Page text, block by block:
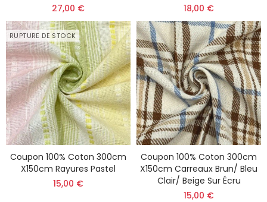
27,00 €
18,00 €
RUPTURE DE STOCK
Coupon 100% Coton 300cm
X150cm Rayures Pastel
15,00 €
Coupon 100% Coton 300cm
X150cm Carreaux Brun/ Bleu
Clair/ Beige Sur Écru
15,00 €